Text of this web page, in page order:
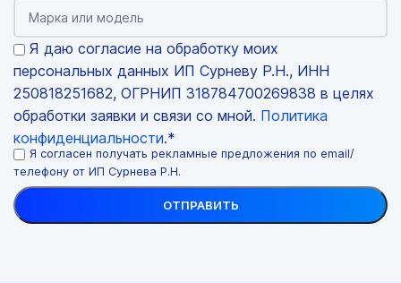
Я даю согласие на обработку моих
персональных данных ИП Сурневу Р.Н., ИНН
250818251682, ОГРНИП 318784700269838 в целях
обработки заявки и связи со мной. Политика
конфиденциальности.*
Я согласен получать рекламные предложения по email/
телефону от ИП Сурнева Р.Н.